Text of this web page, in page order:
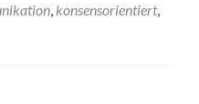
about
, konsensorientiert,